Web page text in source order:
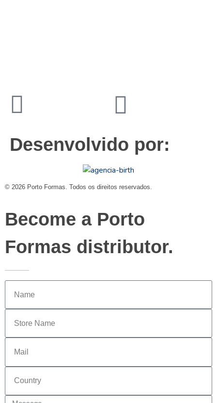
Desenvolvido por:
© 2026 Porto Formas. Todos os direitos reservados.
Become a Porto
Formas distributor.